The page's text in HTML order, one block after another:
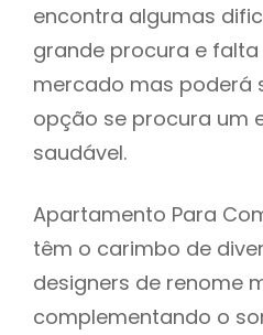
encontra algumas
grande procura e
mercado mas poderá
opção se procura um
saudável.
Apartamento Para
têm o carimbo de
designers de renome
complementando o